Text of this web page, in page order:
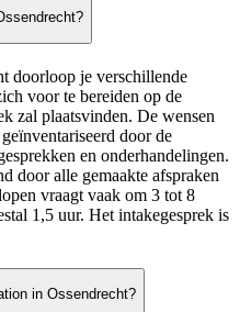
doorloop je verschillende
voor te bereiden op de
zal plaatsvinden. De wensen
door de
en onderhandelingen.
door alle gemaakte afspraken
vraagt vaak om 3 tot 8
1,5 uur. Het intakegesprek is
in Ossendrecht?